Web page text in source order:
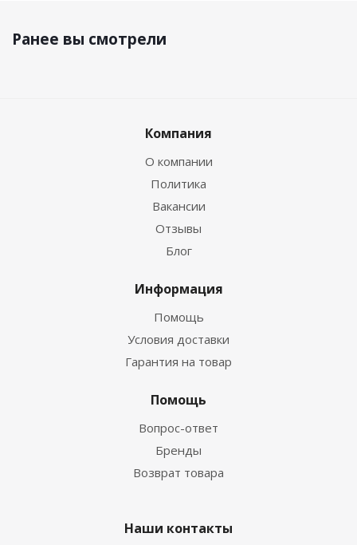
Ранее вы смотрели
Компания
О компании
Политика
Вакансии
Отзывы
Блог
Информация
Помощь
Условия доставки
Гарантия на товар
Помощь
Вопрос-ответ
Бренды
Возврат товара
Наши контакты